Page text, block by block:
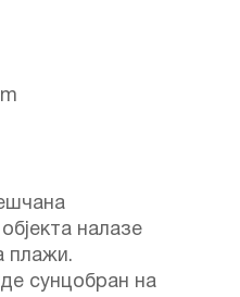
налазе
плажи.
сунцобран на